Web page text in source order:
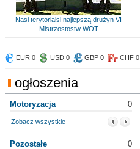
Nasi terytorialsi najlepszą drużyn VI
Mistrzostostw WOT
EUR 0 USD 0 GBP 0 CHF 0
ogłoszenia
Motoryzacja 0
Zobacz wszystkie
Pozostałe 0